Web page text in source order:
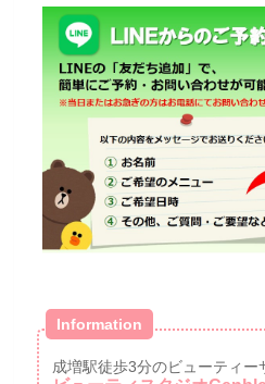
Information
成増駅徒歩3分のビューティー